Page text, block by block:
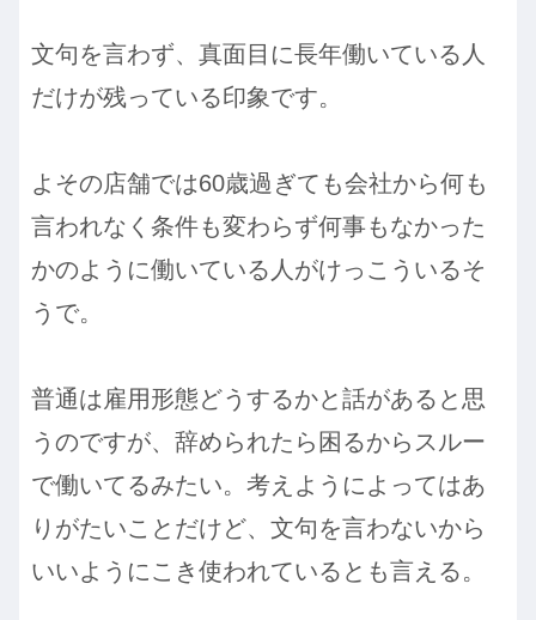
文句を言わず、真面目に長年働いている人
だけが残っている印象です。
よその店舗では60歳過ぎても会社から何も
言われなく条件も変わらず何事もなかった
かのように働いている人がけっこういるそ
うで。
普通は雇用形態どうするかと話があると思
うのですが、辞められたら困るからスルー
で働いてるみたい。考えようによってはあ
りがたいことだけど、文句を言わないから
いいようにこき使われているとも言える。